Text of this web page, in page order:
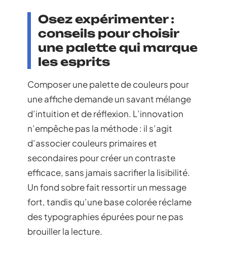
Osez expérimenter :
conseils pour choisir
une palette qui marque
les esprits
Composer une palette de couleurs pour
une affiche demande un savant mélange
d’intuition et de réflexion. L’innovation
n’empêche pas la méthode : il s’agit
d’associer couleurs primaires et
secondaires pour créer un contraste
efficace, sans jamais sacrifier la lisibilité.
Un fond sobre fait ressortir un message
fort, tandis qu’une base colorée réclame
des typographies épurées pour ne pas
brouiller la lecture.